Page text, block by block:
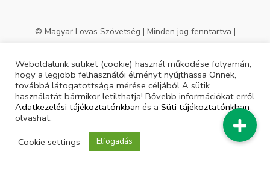
© Magyar Lovas Szövetség | Minden jog fenntartva |
Weboldalunk sütiket (cookie) használ működése folyamán,
hogy a legjobb felhasználói élményt nyújthassa Önnek,
továbbá látogatottsága mérése céljából A sütik
használatát bármikor letilthatja! Bővebb információkat erről
Adatkezelési tájékoztatónkban és a Süti tájékoztatónkban
olvashat.
Cookie settings
Elfogadás